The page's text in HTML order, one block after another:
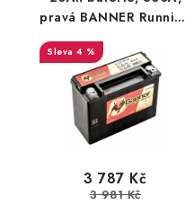
pravá BANNER Running
206x91x163
4 %
3 787 Kč
3 981 Kč